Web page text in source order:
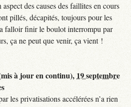
des causes des faillites en cours
pillés, décapités, toujours pour les
falloir finir le boulot interrompu par
ça ne peut que venir, ça vient !
à jour en continu), 19 septembre
les privatisations accélérées n’a rien